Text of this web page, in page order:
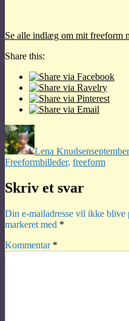
Se alle indlæg om mit freeform
Share this:
Forfatter
Lena Knudsen
FreeformTags
billeder, freeform
Skriv et svar
Din e-mailadresse vil ikke blive
markeret med *
Kommentar *